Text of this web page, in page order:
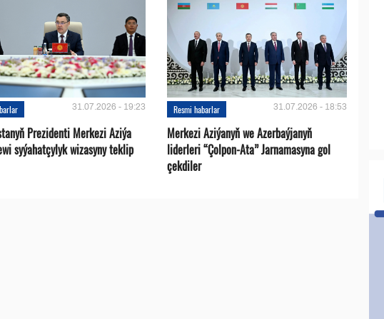
31.07.2026 - 19:23
Prezidenti Merkezi Aziýa
syýahatçylyk wizasyny teklip
Resmi habarlar 31.07.2026 - 18:53
Merkezi Aziýanyň we Azerbaýjanyň
liderleri “Çolpon-Ata” Jarnamasyna gol
çekdiler